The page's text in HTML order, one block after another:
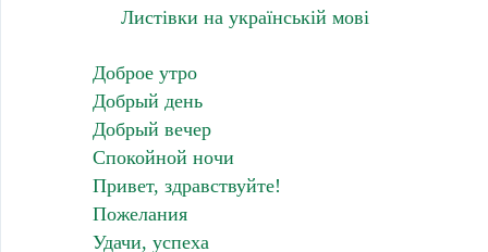
Листівки на українській мові
Доброе утро
Добрый день
Добрый вечер
Спокойной ночи
Привет, здравствуйте!
Пожелания
Удачи, успеха